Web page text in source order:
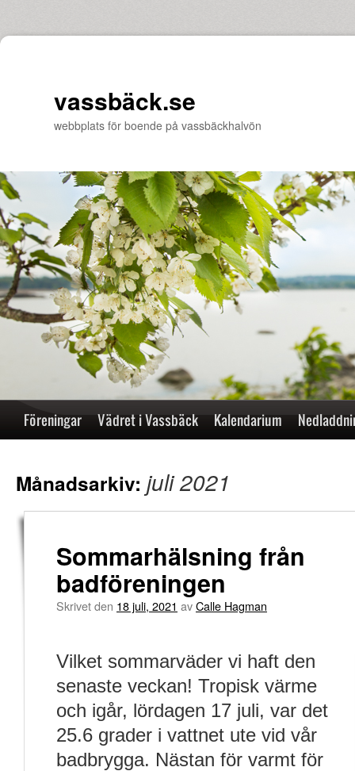
vassbäck.se
webbplats för boende på vassbäckhalvön
Hoppa
innehåll
Föreningar Vädret i Vassbäck Kalendarium
Månadsarkiv: juli 2021
Sommarhälsning från
badföreningen
Skrivet den 18 juli, 2021 avCalle Hagman
Vilket sommarväder vi haft den
senaste veckan! Tropisk värme
och igår, lördagen 17 juli, var det
25.6 grader i vattnet ute vid vår
badbrygga. Nästan för varmt för